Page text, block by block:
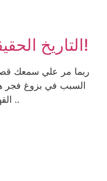
التاريخ الحقيقي للقهوة .. تعرف عليه!
ربما مر علي سمعك
السبب في بزوغ فجر
القهوة من الماعز .. إليك ؟ دعنا نتحدث قليلاً ..